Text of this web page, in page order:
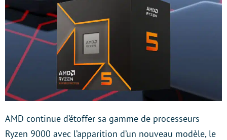
AMD continue d’étoffer sa gamme de processeurs
Ryzen 9000 avec l’apparition d’un nouveau modèle, le